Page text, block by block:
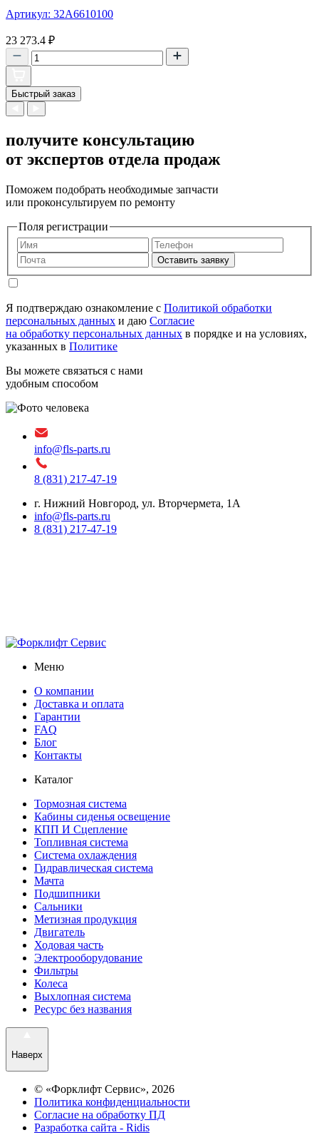
Артикул: 32A6610100
23 273.4 ₽
Быстрый заказ
получите консультацию
от экспертов отдела продаж
Поможем подобрать необходимые запчасти
или проконсультируем по ремонту
Поля регистрации
Оставить заявку
Я подтверждаю ознакомление с Политикой обработки
персональных данных и даю Согласие
на обработку персональных данных в порядке и на условиях,
указанных в Политике
Вы можете связаться с нами
удобным способом
info@fls-parts.ru
8 (831) 217-47-19
г. Нижний Новгород, ул. Вторчермета, 1А
info@fls-parts.ru
8 (831) 217-47-19
Меню
О компании
Доставка и оплата
Гарантии
FAQ
Блог
Контакты
Каталог
Тормозная система
Кабины сиденья освещение
КПП И Сцепление
Топливная система
Система охлаждения
Гидравлическая система
Мачта
Подшипники
Сальники
Метизная продукция
Двигатель
Ходовая часть
Электрооборудование
Фильтры
Колеса
Выхлопная система
Ресурс без названия
Наверх
© «Форклифт Сервис», 2026
Политика конфиденциальности
Согласие на обработку ПД
Разработка сайта - Ridis